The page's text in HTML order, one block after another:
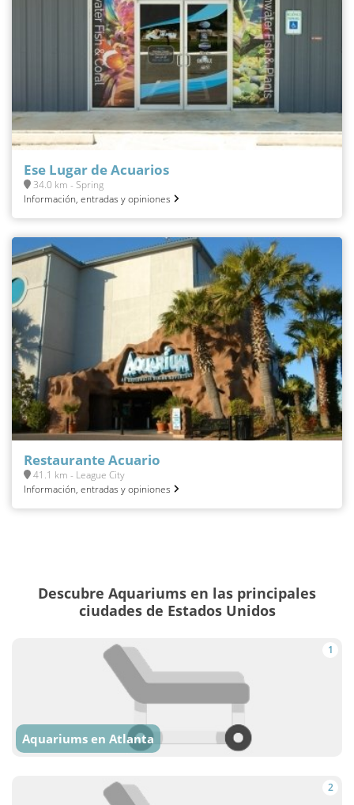
Ese Lugar de Acuarios
34.0 km - Spring
Información, entradas y opiniones
Restaurante Acuario
41.1 km - League City
Información, entradas y opiniones
Descubre Aquariums en las principales
ciudades de Estados Unidos
1
Aquariums en Atlanta
2